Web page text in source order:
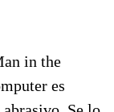
in the
es